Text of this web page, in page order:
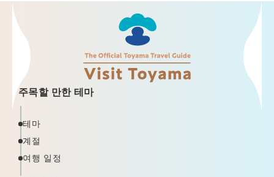
주목할 만한 테마
테마
계절
여행 일정